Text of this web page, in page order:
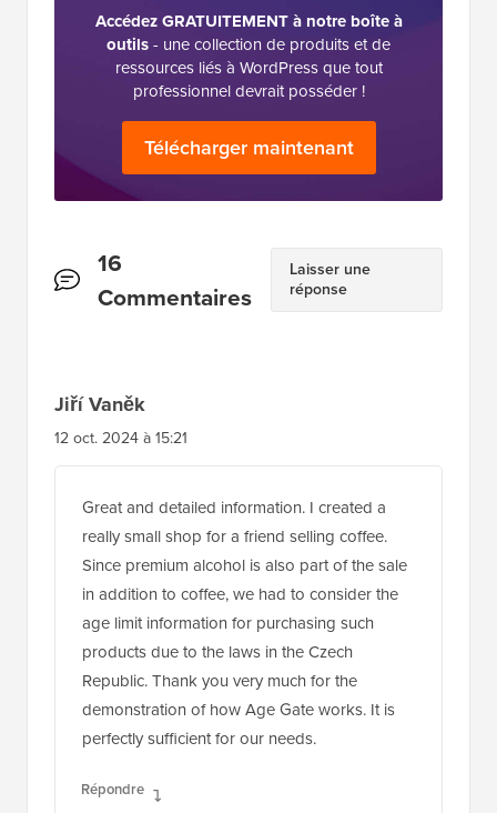
Accédez GRATUITEMENT à notre boîte à
outils- une collection de produits et de
ressources liés à WordPress que tout
professionnel devrait posséder !
Télécharger maintenant
Interactions
des
16
Commentaires
Laisser une
réponse
Jiří Vaněk
12 oct. 2024 à 15:21
Great and detailed information. I created a
really small shop for a friend selling coffee.
Since premium alcohol is also part of the sale
in addition to coffee, we had to consider the
age limit information for purchasing such
products due to the laws in the Czech
Republic. Thank you very much for the
demonstration of how Age Gate works. It is
perfectly sufficient for our needs.
Répondre